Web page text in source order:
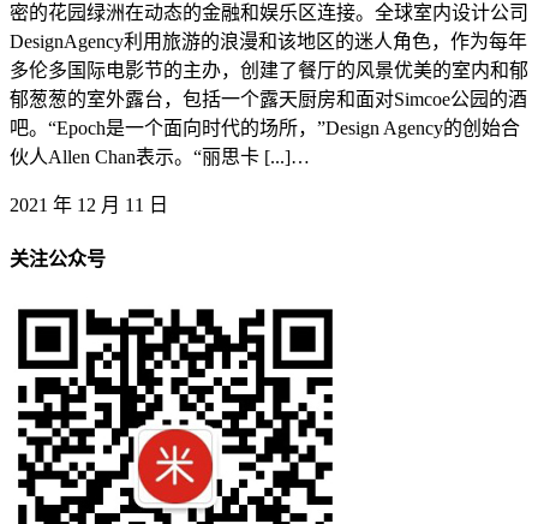
密的花园绿洲在动态的金融和娱乐区连接。全球室内设计公司
DesignAgency利用旅游的浪漫和该地区的迷人角色，作为每年
多伦多国际电影节的主办，创建了餐厅的风景优美的室内和郁
郁葱葱的室外露台，包括一个露天厨房和面对Simcoe公园的酒
吧。“Epoch是一个面向时代的场所，”Design Agency的创始合
伙人Allen Chan表示。“丽思卡 [...]…
2021 年 12 月 11 日
关注公众号